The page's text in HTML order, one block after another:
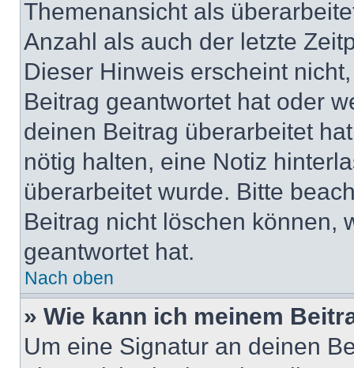
Themenansicht als
Anzahl als auch der letzte
Dieser Hinweis erscheint
Beitrag geantwortet hat oder
deinen Beitrag überarbeitet
nötig halten, eine Notiz
überarbeitet wurde. Bitte
Beitrag nicht löschen können,
geantwortet hat.
Nach oben
» Wie kann ich meinem
Um eine Signatur an deinen